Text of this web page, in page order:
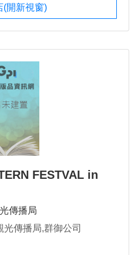
(開新視窗)
FESTVAL in
傳播局
傳播局,群御公司